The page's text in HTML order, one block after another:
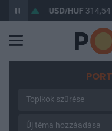
USD/HUF314,54
Topikok szűrése
Új téma hozzáadása